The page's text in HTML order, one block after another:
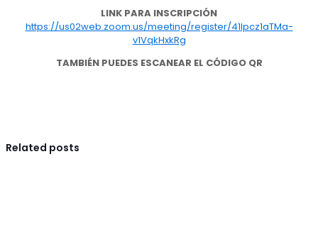
LINK PARA INSCRIPCIÓN
https://us02web.zoom.us/meeting/register/41Ipcz1aTMa-
v1VqkHxkRg
TAMBIÉN PUEDES ESCANEAR EL CÓDIGO QR
Related posts